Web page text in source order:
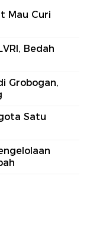
Mau Curi
Bedah
Grobogan,
Satu